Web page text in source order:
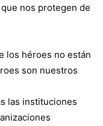
nos protegen de
los héroes no están
son nuestros
las instituciones